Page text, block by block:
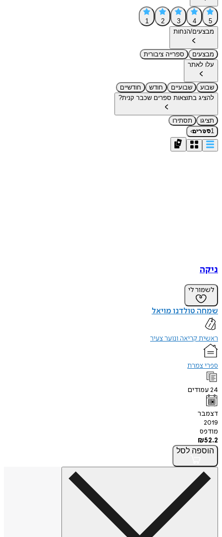
5
4
3
2
1
מבצעים/הנחות
מבצעים
ספרייה ציבורית
עלו לאתר
שבוע שבועיים חודש
חודשיים
להציג בתוצאות ספרים שכבר קנית?
תציגו
תסתירו
1ספרים›
ניקה
לשמור לי
שמחה טולדנו מויאל
ראשית קריאה ונוער צעיר
ספרי צמרת
24עמודים
דצמבר
2019
מודפס
₪52.2
הוספה לסל